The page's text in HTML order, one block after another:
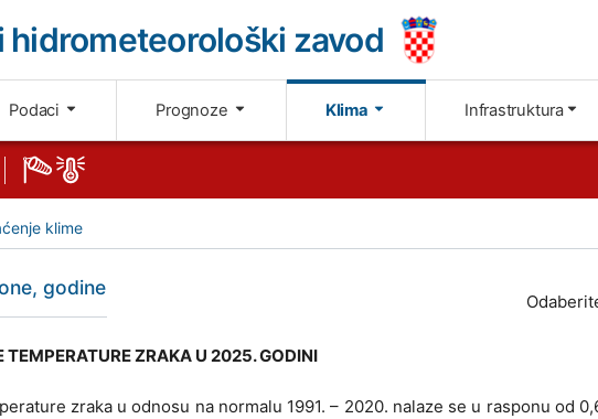
hidrometeorološki zavod
Podaci Prognoze Klima Infrastruktura
klime
godine
TEMPERATURE ZRAKA U 2025. GODINI
zraka u odnosu na normalu 1991. – 2020. nalaze se u rasponu od